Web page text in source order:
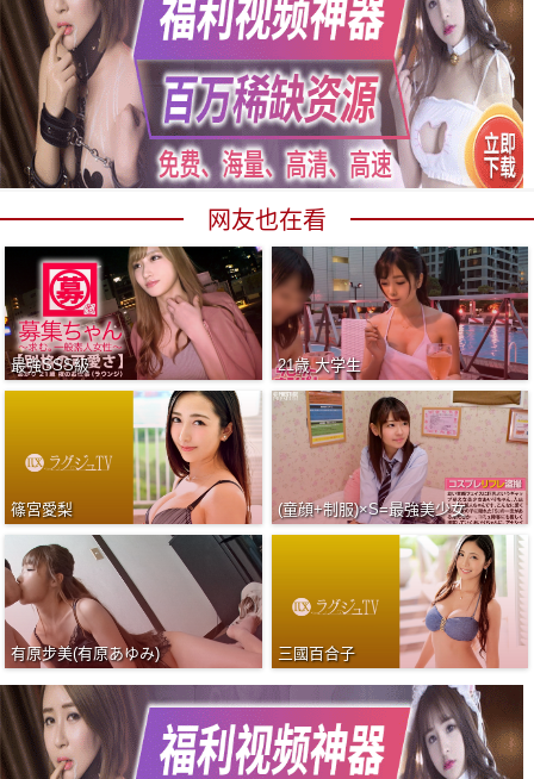
网友也在看
最強SSS級 21歳 大学生
篠宮愛梨 (童顔+制服)×S=最強美少女
有原步美(有原あゆみ) 三國百合子